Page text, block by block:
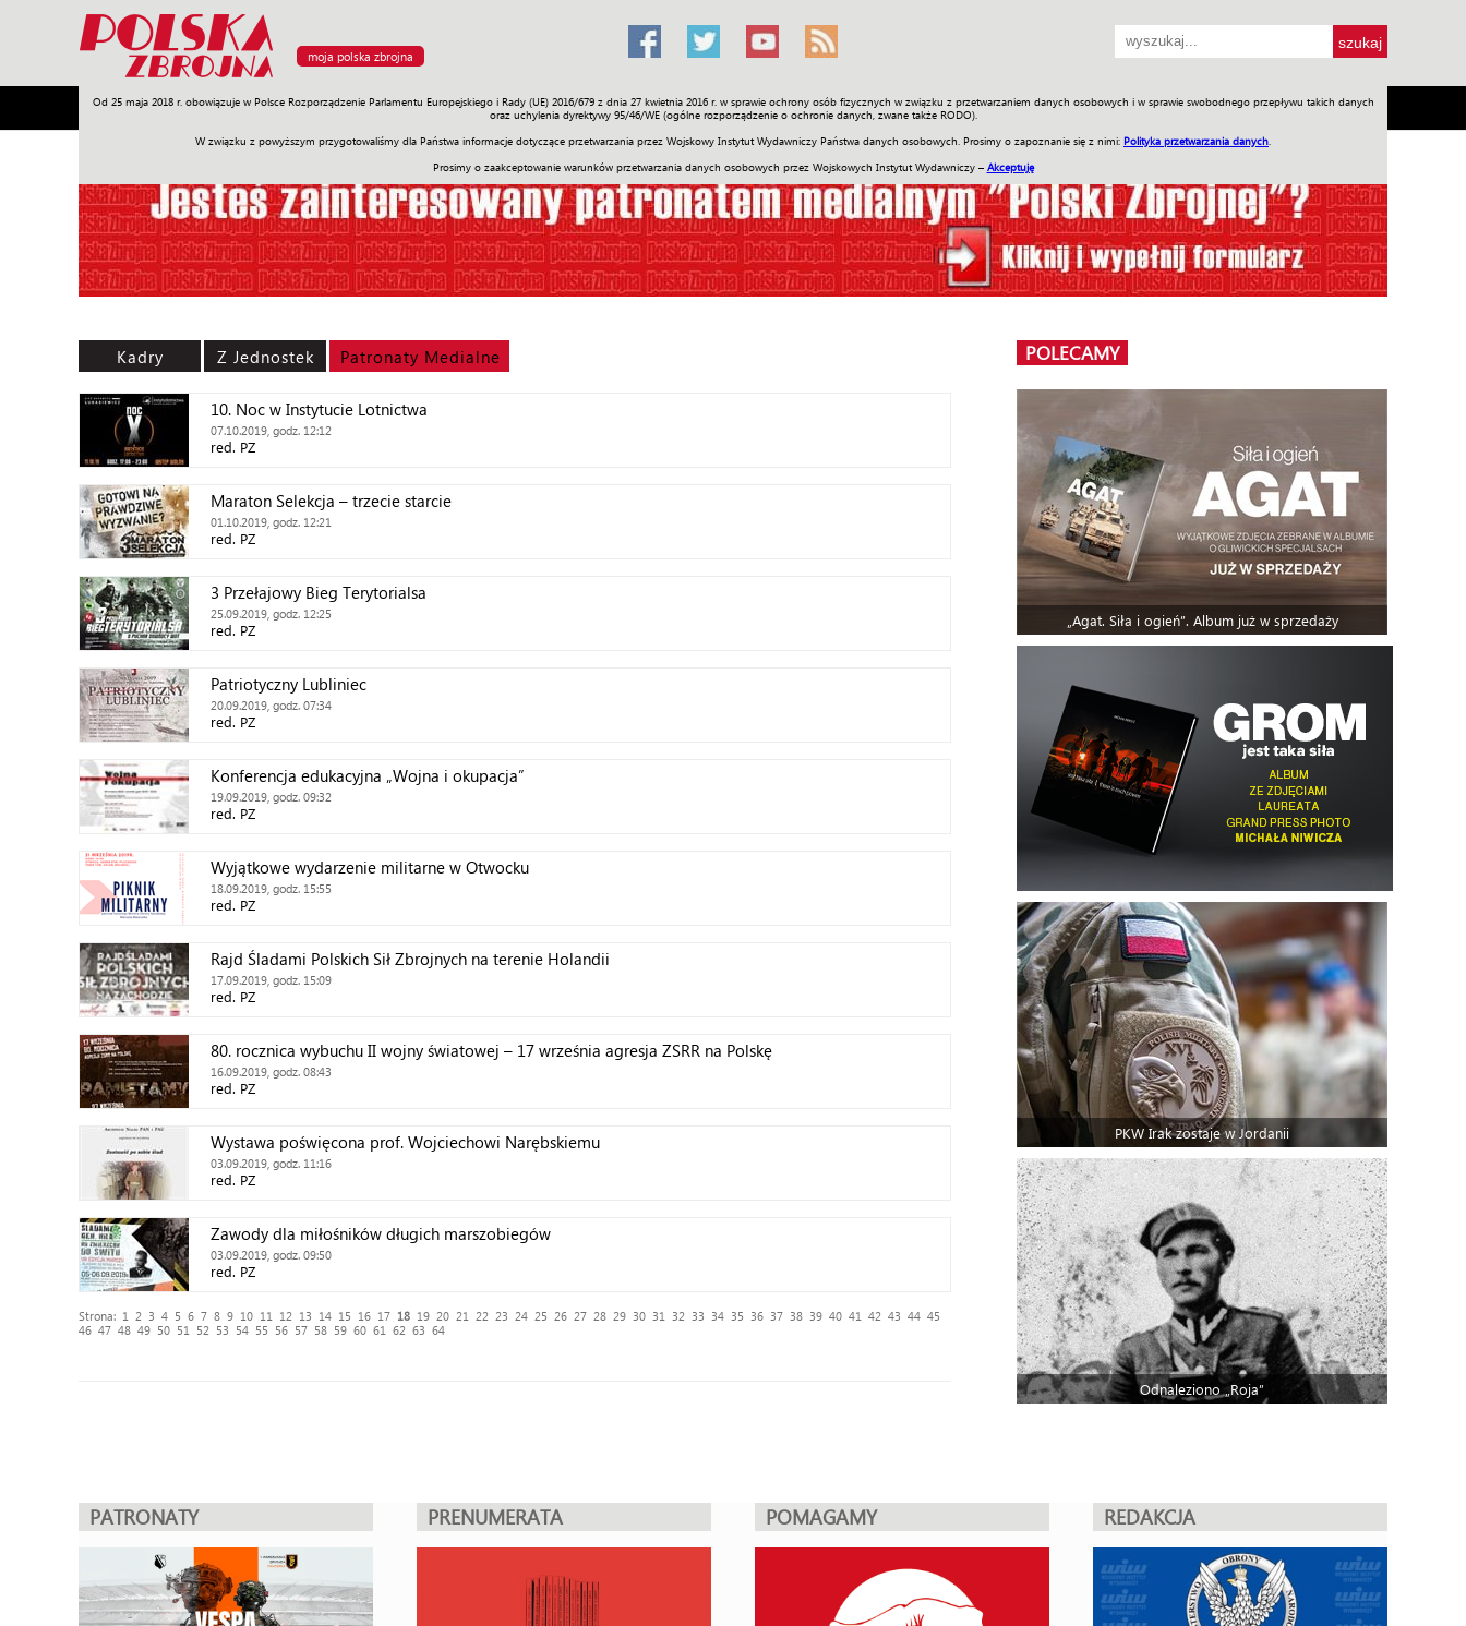
moja polska zbrojna
Od 25 maja 2018 r. obowiązuje w Polsce Rozporządzenie Parlamentu Europejskiego i Rady (UE) 2016/679 z dnia 27 kwietnia 2016 r. w sprawie ochrony osób fizycznych w związku z przetwarzaniem danych osobowych i w sprawie swobodnego przepływu takich danych
oraz uchylenia dyrektywy 95/46/WE (ogólne rozporządzenie o ochronie danych, zwane także RODO).
W związku z powyższym przygotowaliśmy dla Państwa informacje dotyczące przetwarzania przez Wojskowy Instytut Wydawniczy Państwa danych osobowych. Prosimy o zapoznanie się z nimi: Polityka przetwarzania danych
Prosimy o zaakceptowanie warunków przetwarzania danych osobowych przez Wojskowych Instytut Wydawniczy – Akceptuję
Armia Poligon Sprzęt Misje Polityka Prawo Świat Społeczność Sport Historia Galerie Wideo ENGLISH SKLEP Jednodniówki Praca w WIW
Kadry Z Jednostek Patronaty Medialne
10. Noc w Instytucie Lotnictwa
07.10.2019, godz. 12:12
red. PZ
Maraton Selekcja – trzecie starcie
01.10.2019, godz. 12:21
red. PZ
3 Przełajowy Bieg Terytorialsa
25.09.2019, godz. 12:25
red. PZ
Patriotyczny Lubliniec
20.09.2019, godz. 07:34
red. PZ
Konferencja edukacyjna „Wojna i okupacja”
19.09.2019, godz. 09:32
red. PZ
Wyjątkowe wydarzenie militarne w Otwocku
18.09.2019, godz. 15:55
red. PZ
Rajd Śladami Polskich Sił Zbrojnych na terenie Holandii
17.09.2019, godz. 15:09
red. PZ
80. rocznica wybuchu II wojny światowej – 17 września agresja ZSRR na Polskę
16.09.2019, godz. 08:43
red. PZ
Wystawa poświęcona prof. Wojciechowi Narębskiemu
03.09.2019, godz. 11:16
red. PZ
Zawody dla miłośników długich marszobiegów
03.09.2019, godz. 09:50
red. PZ
Strona: 1 2 3 4 5 6 7 8 9 10 11 12 13 14 15 16 17 18 19 20 21 22 23 24 25 26 27 28 29 30 31 32 33 34 35 36 37 38 39 40 41 42 43 44 45
46 47 48 49 50 51 52 53 54 55 56 57 58 59 60 61 62 63 64
POLECAMY
„Agat. Siła i ogień”. Album już w sprzedaży
PKW Irak zostaje w Jordanii
Odnaleziono „Roja”
PATRONATY PRENUMERATA POMAGAMY REDAKCJA